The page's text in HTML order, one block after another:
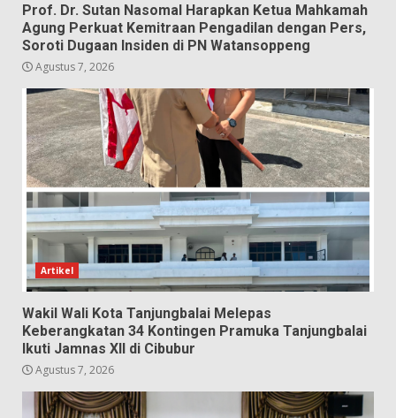
Prof. Dr. Sutan Nasomal Harapkan Ketua Mahkamah
Agung Perkuat Kemitraan Pengadilan dengan Pers,
Soroti Dugaan Insiden di PN Watansoppeng
Agustus 7, 2026
Artikel
Wakil Wali Kota Tanjungbalai Melepas
Keberangkatan 34 Kontingen Pramuka Tanjungbalai
Ikuti Jamnas XII di Cibubur
Agustus 7, 2026